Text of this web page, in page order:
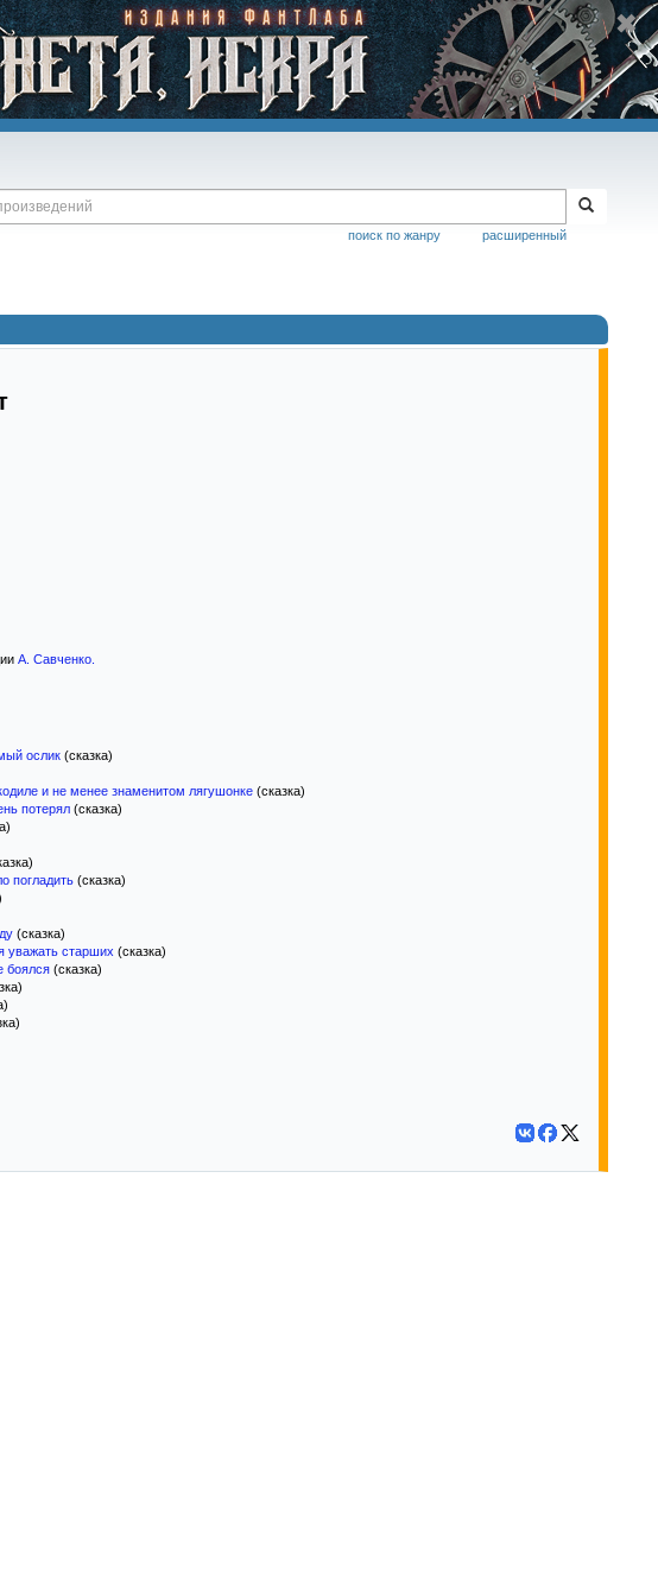
расширенный
поиск по жанру
А. Савченко.
ослик (сказка)
и не менее знаменитом лягушонке (сказка)
потерял (сказка)
погладить (сказка)
(сказка)
уважать старших (сказка)
боялся (сказка)